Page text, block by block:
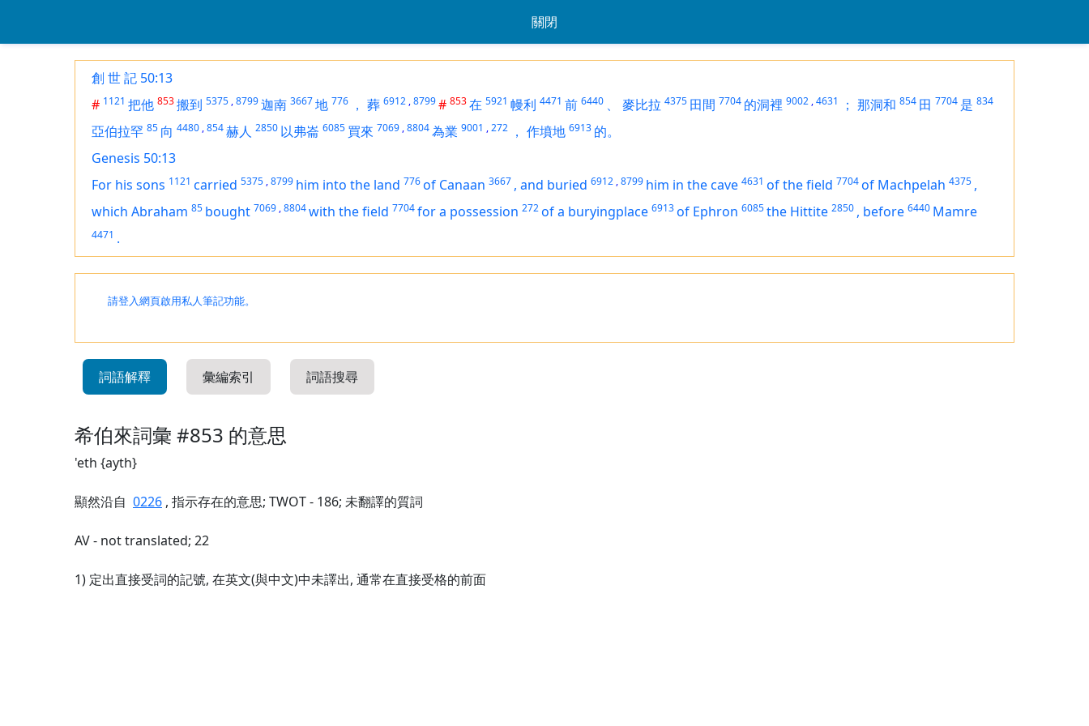
關閉
創 世 記 50:13
# 1121 把他 853搬到 5375 ,8799迦南 3667地 776 ， 葬 6912 ,8799# 853在 5921 幔利 4471 前 6440 、 麥比拉 4375 田間 7704 的洞裡 9002 ,4631 ； 那洞和 854 田 7704 是 834
亞伯拉罕 85 向 4480 ,854赫人 2850 以弗崙 6085 買來 7069 ,8804為業 9001 ,272 ， 作墳地 6913 的。
Genesis 50:13
For his sons 1121 carried 5375 ,8799 him into the land 776of Canaan 3667 , and buried 6912 ,8799 him in the cave 4631 of the field 7704of Machpelah 4375 ,
which Abraham 85 bought 7069 ,8804with the field 7704for a possession 272of a buryingplace 6913of Ephron 6085the Hittite 2850 , before 6440 Mamre
4471 .
請登入網頁啟用私人筆記功能。
詞語解釋 彙編索引 詞語搜尋
希伯來詞彙 #853 的意思
'eth {ayth}
顯然沿自 0226 , 指示存在的意思; TWOT - 186; 未翻譯的質詞
AV - not translated; 22
1) 定出直接受詞的記號, 在英文(與中文)中未譯出, 通常在直接受格的前面